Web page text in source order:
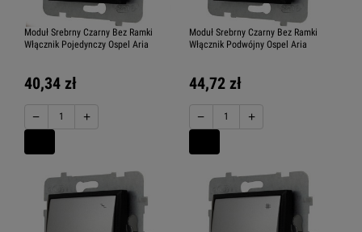
Moduł Srebrny Czarny Bez Ramki
Włącznik Pojedynczy Ospel Aria
40,34 zł
− +
Moduł Srebrny Czarny Bez Ramki
Włącznik Podwójny Ospel Aria
44,72 zł
− +